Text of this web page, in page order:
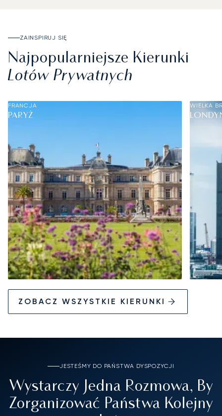
ZAINSPIRUJ SIĘ
Najpopularniejsze Kierunki
Lotów Prywatnych
FRANCJA
PARYŻ
WIELKA
ZOBACZ WSZYSTKIE KIERUNKI
JESTEŚMY DO PAŃSTWA DYSPOZYCJI
Wystarczy Jedna Rozmowa, By
Zorganizować Państwa Kolejny